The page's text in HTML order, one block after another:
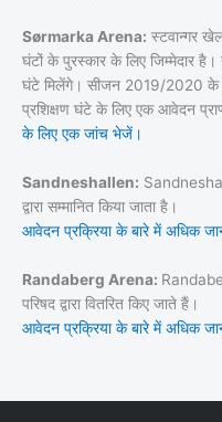
Sørmarka Arena: स्टवान्गर
घंटों के पुरस्कार के लिए जिम्मेदार
घंटे मिलेंगे। सीजन 2019/2020 के
प्रशिक्षण घंटे के लिए एक आवेदन
के लिए एक जांच भेजें।
Sandneshallen:
द्वारा सम्मानित किया जाता है।
आवेदन प्रक्रिया के बारे में अधिक
Randaberg Arena:
परिषद द्वारा वितरित किए जाते हैं।
आवेदन प्रक्रिया के बारे में अधिक